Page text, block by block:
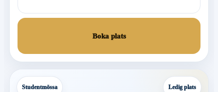
Boka plats
Studentmössa Ledig plats